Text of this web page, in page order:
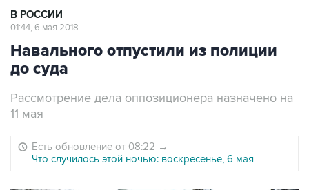
В РОССИИ
01:44, 6 мая 2018
Навального отпустили из полиции
до суда
Рассмотрение дела оппозиционера назначено на
11 мая
Есть обновление от 08:22 →
Что случилось этой ночью: воскресенье, 6 мая